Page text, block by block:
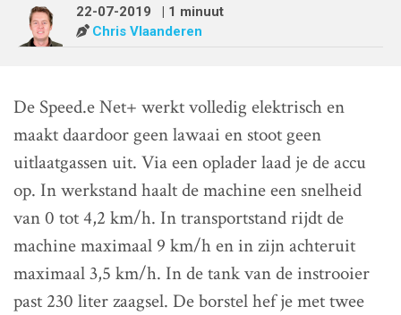
22-07-2019
| 1 minuut
Chris Vlaanderen
De Speed.e Net+ werkt volledig elektrisch en
maakt daardoor geen lawaai en stoot geen
uitlaatgassen uit. Via een oplader laad je de accu
op. In werkstand haalt de machine een snelheid
van 0 tot 4,2 km/h. In transportstand rijdt de
machine maximaal 9 km/h en in zijn achteruit
maximaal 3,5 km/h. In de tank van de instrooier
past 230 liter zaagsel. De borstel hef je met twee